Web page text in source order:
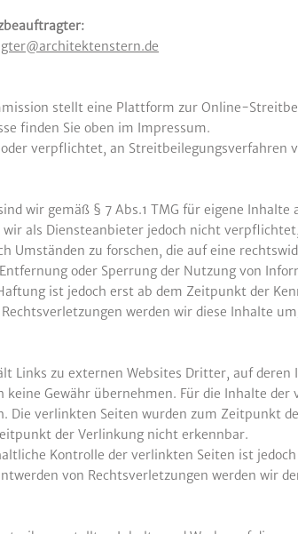
stellt eine Plattform zur Online-
finden Sie oben im Impressum.
verpflichtet, an Streitbeilegungsverfahren
wir gemäß § 7 Abs.1 TMG für eigene
wir als Diensteanbieter jedoch nicht
Umständen zu forschen, die auf eine
oder Sperrung der Nutzung von
ist jedoch erst ab dem Zeitpunkt der
werden wir diese Inhalte
Links zu externen Websites Dritter, auf
keine Gewähr übernehmen. Für die Inhalte
Die verlinkten Seiten wurden zum Zeitpunkt
der Verlinkung nicht erkennbar.
Kontrolle der verlinkten Seiten ist
von Rechtsverletzungen werden wir